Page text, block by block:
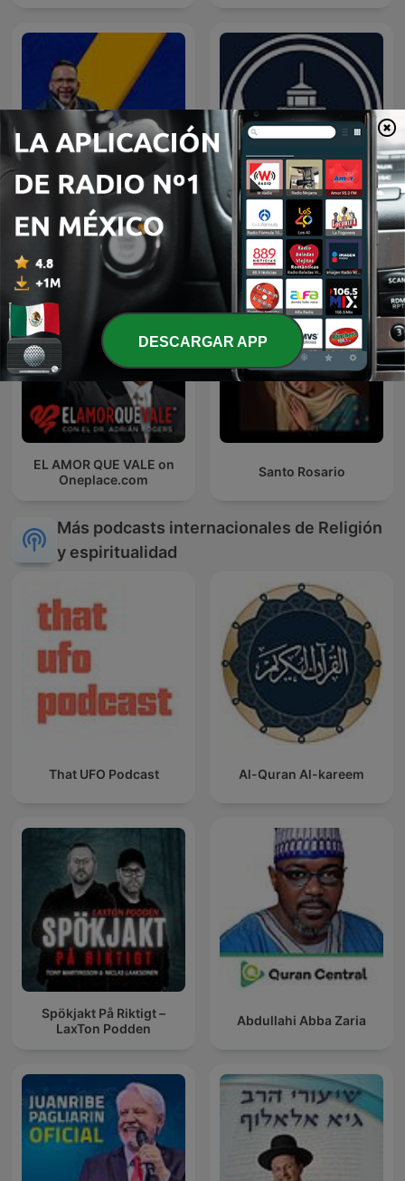
LA DOSIS DIARIA ROKA Predicaciones Cristianas
EL AMOR QUE VALE on
Oneplace.com
Santo Rosario
Más podcasts internacionales de Religión
y espiritualidad
That UFO Podcast Al-Quran Al-kareem
Spökjakt På Riktigt –
LaxTon Podden
Abdullahi Abba Zaria
DESCARGAR APP